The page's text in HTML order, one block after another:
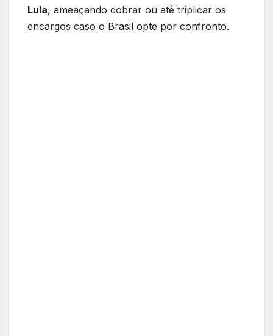
Lula, ameaçando dobrar ou até triplicar os
encargos caso o Brasil opte por confronto.